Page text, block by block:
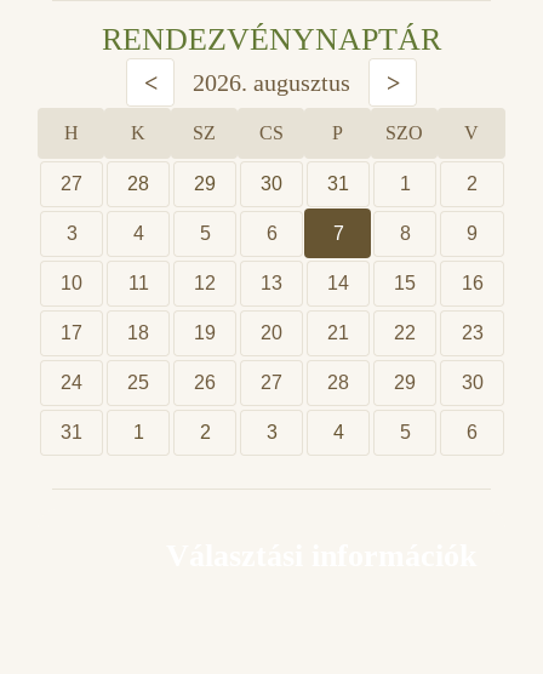
RENDEZVÉNYNAPTÁR
< 2026. augusztus >
H K SZ CS P SZO V
27 28 29 30 31 1 2
3 4 5 6 7 8 9
10 11 12 13 14 15 16
17 18 19 20 21 22 23
24 25 26 27 28 29 30
31 1 2 3 4 5 6